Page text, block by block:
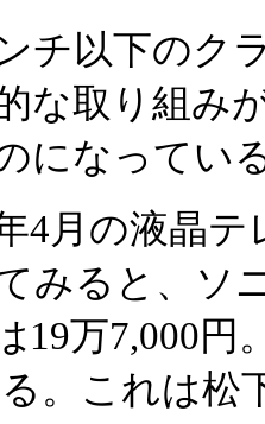
チ以下のク
な取り組み
になってい
4月の液晶テ
みると、ソ
19万7,000円
。これは松